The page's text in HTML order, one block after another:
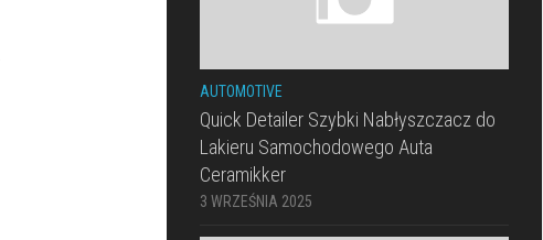
AUTOMOTIVE
Quick Detailer Szybki Nabłyszczacz do
Lakieru Samochodowego Auta
Ceramikker
3 WRZEŚNIA 2025